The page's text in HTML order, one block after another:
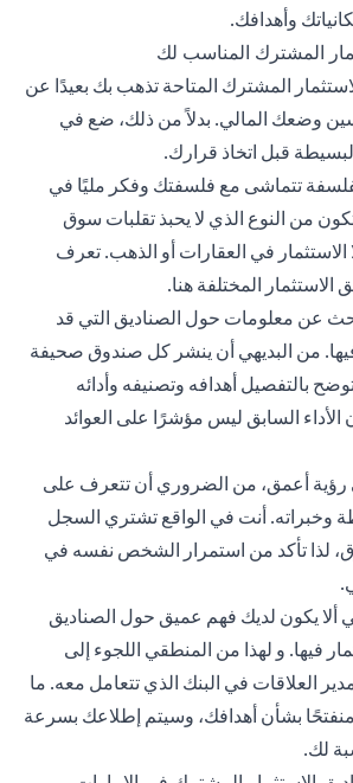
وأهدافك.
المشترك المناسب لك
المشترك المتاحة تذهب بك بعيدًا عن
وضعك المالي. بدلاً من ذلك، ضع في
قبل اتخاذ قرارك.
تتماشى مع فلسفتك وفكر مليًا في
من النوع الذي لا يحبذ تقلبات سوق
الاستثمار في العقارات أو الذهب. تعرف
الاستثمار المختلفة هنا.
عن معلومات حول الصناديق التي قد
من البديهي أن ينشر كل صندوق صحيفة
بالتفصيل أهدافه وتصنيفه وأدائه
السابق ليس مؤشرًا على العوائد
رؤية أعمق، من الضروري أن تتعرف على
وخبراته. أنت في الواقع تشتري السجل
لذا تأكد من استمرار الشخص نفسه في
ألا يكون لديك فهم عميق حول الصناديق
فيها. و لهذا من المنطقي اللجوء إلى
العلاقات في البنك الذي تتعامل معه. ما
بشأن أهدافك، وسيتم إطلاعك بسرعة
لك.